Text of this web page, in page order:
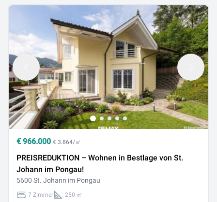
€ 966.000 € 3.864/㎡
PREISREDUKTION – Wohnen in Bestlage von St.
Johann im Pongau!
5600 St. Johann im Pongau
7 Zimmer 250 ㎡